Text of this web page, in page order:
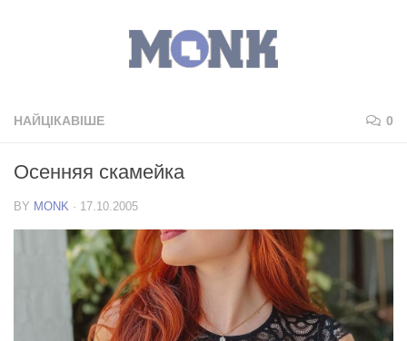
НАЙЦІКАВІШЕ 0
Осенняя скамейка
BY MONK · 17.10.2005